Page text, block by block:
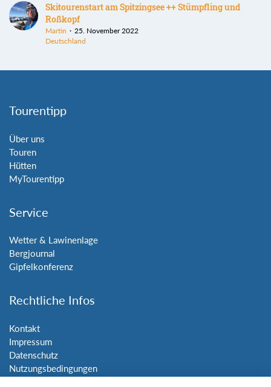
Skitourenstart am Spitzingsee ++ Stümpfling und
Roßkopf
Martin
25. November 2022
Deutschland
Tourentipp
Über uns
Touren
Hütten
MyTourentipp
Service
Wetter & Lawinenlage
Bergjournal
Gipfelkonferenz
Rechtliche Infos
Kontakt
Impressum
Datenschutz
Nutzungsbedingungen